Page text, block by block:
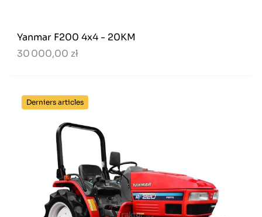
Yanmar F200 4x4 - 20KM
30 000,00 zł
Derniers articles